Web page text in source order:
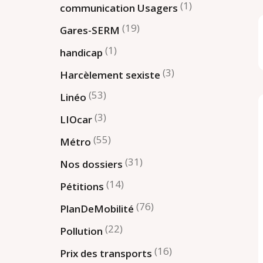
communication Usagers (1)
Gares-SERM (19)
handicap (1)
Harcèlement sexiste (3)
Linéo (53)
LIOcar(3)
Métro (55)
Nos dossiers (31)
Pétitions (14)
PlanDeMobilité (76)
Pollution (22)
Prix des transports (16)